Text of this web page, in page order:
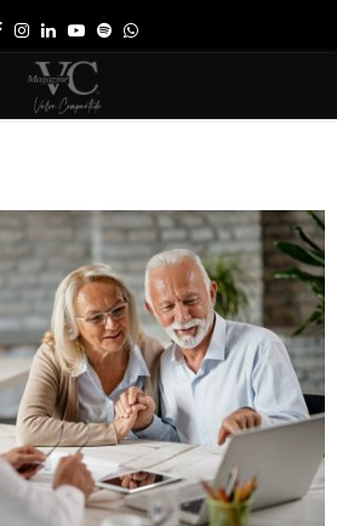
Facebook
Instagram
LinkedinYoutube
SpotifyWhatsapp